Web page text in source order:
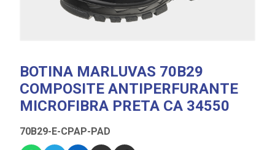
BOTINA MARLUVAS 70B29
COMPOSITE ANTIPERFURANTE
MICROFIBRA PRETA CA 34550
70B29-E-CPAP-PAD